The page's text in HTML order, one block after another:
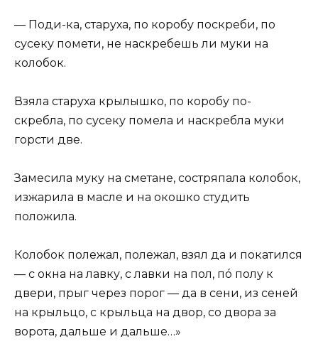
— Поди-ка, старуха, по коробу поскреби, по
сусеку помети, не наскребешь ли муки на
колобок.
Взяла старуха крылышко, по коробу по-
скребла, по сусеку помела и наскребла муки
горсти две.
Замесила муку на сметане, состряпала колобок,
изжарила в масле и на окошко студить
положила.
Колобок полежал, полежал, взял да и покатился
— с окна на лавку, с лавки на пол, пó полу к
двери, прыг через порог — да в сени, из сеней
на крыльцо, с крыльца на двор, со двора за
ворота, дальше и дальше…»